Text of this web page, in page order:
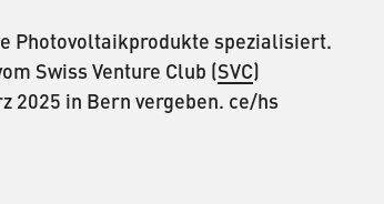
Photovoltaikprodukte spezialisiert.
Swiss Venture Club (SVC)
2025 in Bern vergeben. ce/hs